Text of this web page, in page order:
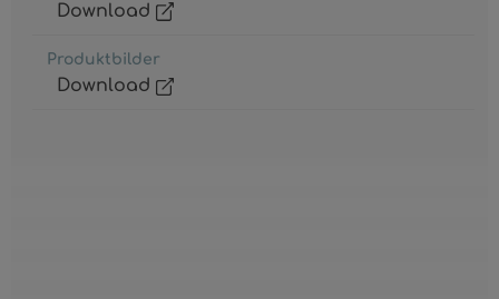
Download
Produktbilder
Download